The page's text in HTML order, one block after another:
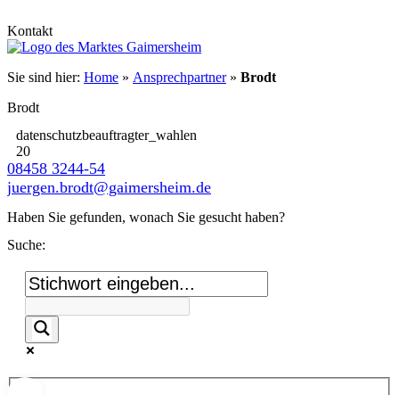
Kontakt
Sie sind hier: Home » Ansprechpartner» Brodt
Brodt
datenschutzbeauftragter_wahlen
20
08458 3244-54
juergen.brodt@gaimersheim.de
Haben Sie gefunden, wonach Sie gesucht haben?
Suche: